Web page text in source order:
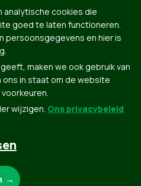
analytische cookies die
goed te laten functioneren.
persoonsgegevens en hier is
maken we ook gebruik van
in staat om de website
wijzigen. Ons privacybeleid